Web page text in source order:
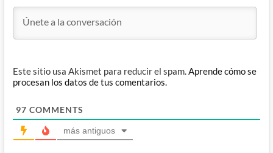
Este sitio usa Akismet para reducir el spam.Aprende cómo se
procesan los datos de tus comentarios.
97 COMMENTS
más antiguos